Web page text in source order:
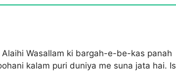
Wasallam ki bargah-e-be-kas panah
kalam puri duniya me suna jata hai. Is